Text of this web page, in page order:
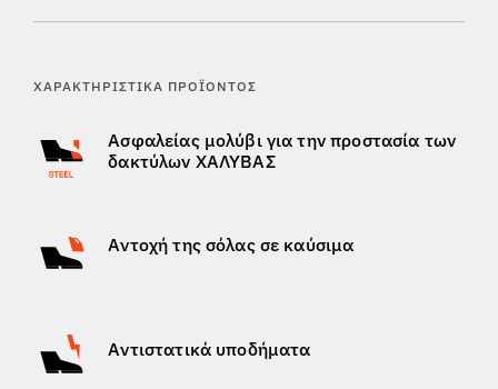
ΧΑΡΑΚΤΗΡΙΣΤΙΚΆ ΠΡΟΪΌΝΤΟΣ
Ασφαλείας μολύβι για την προστασία των
δακτύλων ΧΑΛΥΒΑΣ
Αντοχή της σόλας σε καύσιμα
Αντιστατικά υποδήματα